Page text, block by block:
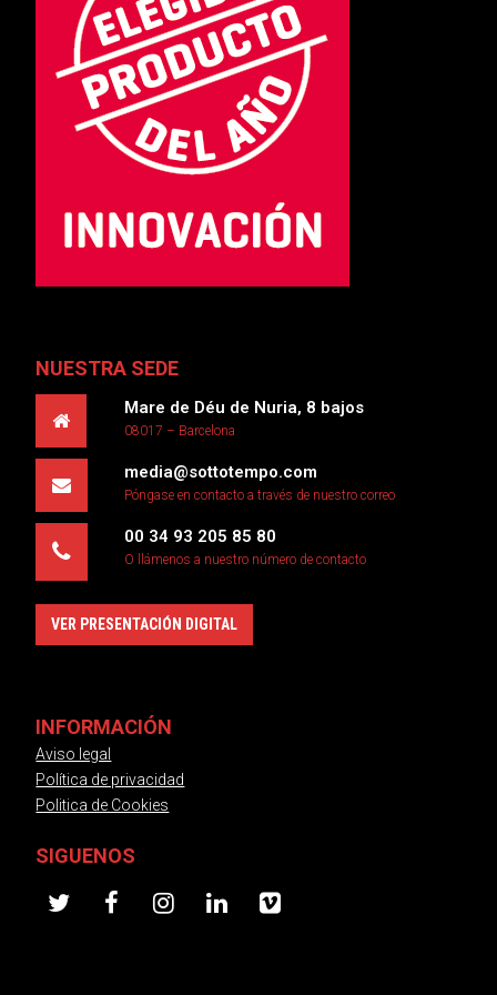
NUESTRA SEDE
Mare de Déu de Nuria, 8 bajos
08017 – Barcelona
media@sottotempo.com
Póngase en contacto a través de nuestro correo
00 34 93 205 85 80
O llámenos a nuestro número de contacto
VER PRESENTACIÓN DIGITAL
INFORMACIÓN
Aviso legal
Política de privacidad
Politica de Cookies
SIGUENOS
twitterfacebookinstagram
linkedinvimeo